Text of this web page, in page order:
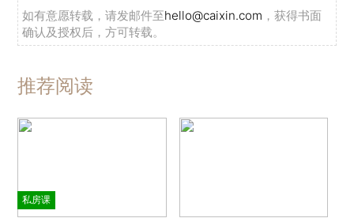
如有意愿转载，请发邮件至hello@caixin.com ，获得书面
确认及授权后，方可转载。
推荐阅读
私房课